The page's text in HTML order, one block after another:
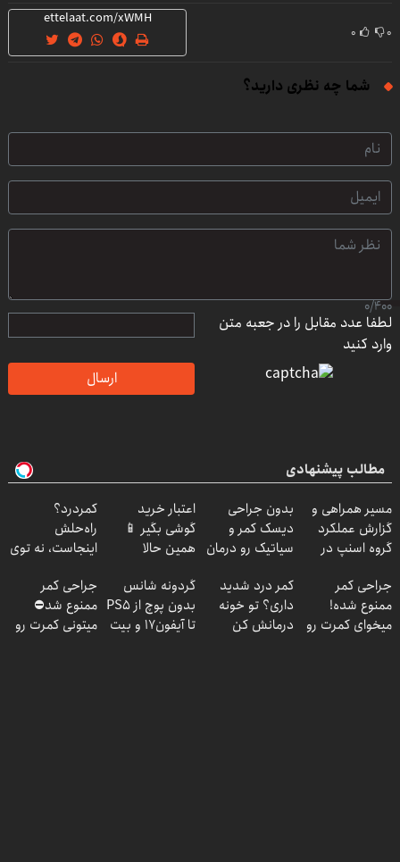
۰ ۰
شما چه نظری دارید؟
0/400
لطفا عدد مقابل را در جعبه متن
وارد کنید
ارسال
مطالب پیشنهادی
مسیر همراهی و
گزارش عملکرد
گروه اسنپ در
بدون جراحی
دیسک کمر و
سیاتیک رو درمان
(◂پرسش‌نامه)
اعتبار خرید
گوشی بگیر 📱
همین حالا
بده 🎯
کمردرد؟
راه‌حلش
اینجاست، نه توی
جراحی کمر
ممنوع شده!
میخوای کمرت رو
کمر درد شدید
داری؟ تو خونه
درمانش کن
گردونه شانس
بدون پوچ از PS5
تا آیفون17 و بیت
جراحی کمر
ممنوع شد⛔
میتونی کمرت رو